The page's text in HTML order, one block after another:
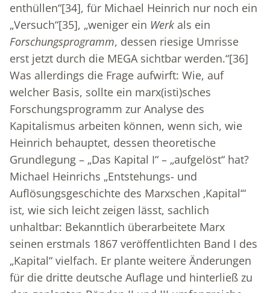
enthüllen“[34], für Michael Heinrich nur noch ein
„Versuch“[35], „weniger ein Werk als ein
Forschungsprogramm, dessen riesige Umrisse
erst jetzt durch die MEGA sichtbar werden.“[36]
Was allerdings die Frage aufwirft: Wie, auf
welcher Basis, sollte ein marx(isti)sches
Forschungsprogramm zur Analyse des
Kapitalismus arbeiten können, wenn sich, wie
Heinrich behauptet, dessen theoretische
Grundlegung – „Das Kapital I“ – „aufgelöst“ hat?
Michael Heinrichs „Entstehungs- und
Auflösungsgeschichte des Marxschen ‚Kapital‘“
ist, wie sich leicht zeigen lässt, sachlich
unhaltbar: Bekanntlich überarbeitete Marx
seinen erstmals 1867 veröffentlichten Band I des
„Kapital“ vielfach. Er plante weitere Änderungen
für die dritte deutsche Auflage und hinterließ zu